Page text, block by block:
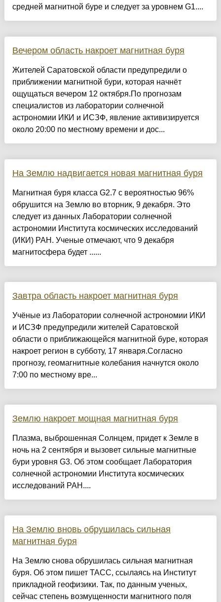
средней магнитной буре и следует за уровнем G1....
Вечером область накроет магнитная буря
Жителей Саратовской области предупредили о
приближении магнитной бури, которая начнёт
ощущаться вечером 12 октября.По прогнозам
специалистов из лаборатории солнечной
астрономии ИКИ и ИСЗФ, явление активизируется
около 20:00 по местному времени и дос...
На Землю надвигается новая магнитная буря
Магнитная буря класса G2.7 с вероятностью 96%
обрушится на Землю во вторник, 9 декабря. Это
следует из данных Лаборатории солнечной
астрономии Института космических исследований
(ИКИ) РАН. Ученые отмечают, что 9 декабря
магнитосфера будет ......
Завтра область накроет магнитная буря
Учёные из Лаборатории солнечной астрономии ИКИ
и ИСЗФ предупредили жителей Саратовской
области о приближающейся магнитной буре, которая
накроет регион в субботу, 17 января.Согласно
прогнозу, геомагнитные колебания начнутся около
7:00 по местному вре...
Землю накроет мощная магнитная буря
Плазма, выброшенная Солнцем, придет к Земле в
ночь на 2 сентября и вызовет сильные магнитные
бури уровня G3. Об этом сообщает Лаборатория
солнечной астрономии Института космических
исследований РАН....
На Землю вновь обрушилась сильная
магнитная буря
На Землю снова обрушилась сильная магнитная
буря. Об этом пишет ТАСС, ссылаясь на Институт
прикладной геофизики. Так, по данным ученых,
сейчас степень возмущенности магнитного поля